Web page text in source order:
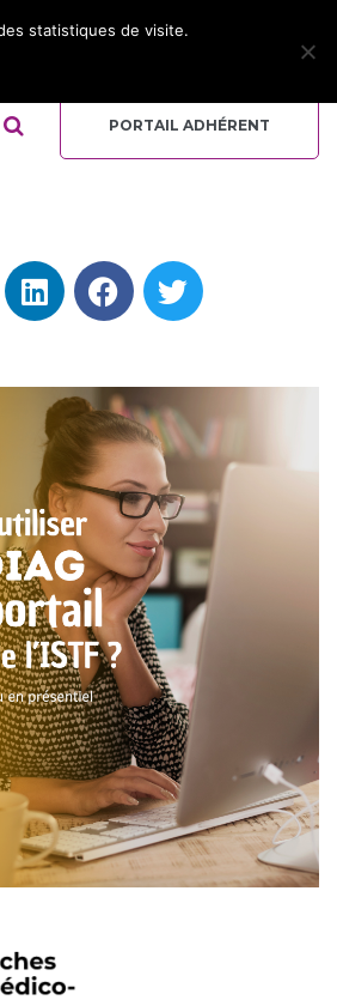
REJOIGNEZ L’ÉQUIPE QUI-SOMMES NOUS ?
PORTAIL ADHÉRENT
statistiques de visite.